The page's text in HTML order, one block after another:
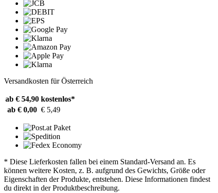
Versandkosten für Österreich
ab € 54,90 kostenlos*
ab € 0,00 € 5,49
* Diese Lieferkosten fallen bei einem Standard-Versand an. Es
können weitere Kosten, z. B. aufgrund des Gewichts, Größe oder
Eigenschaften der Produkte, entstehen. Diese Informationen findest
du direkt in der Produktbeschreibung.